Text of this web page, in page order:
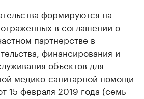
формируются на
в соглашении о
партнерстве в
финансирования и
объектов для
медико-санитарной помощи
15 февраля 2019 года (семь